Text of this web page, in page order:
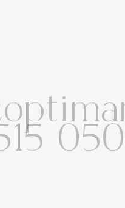
050